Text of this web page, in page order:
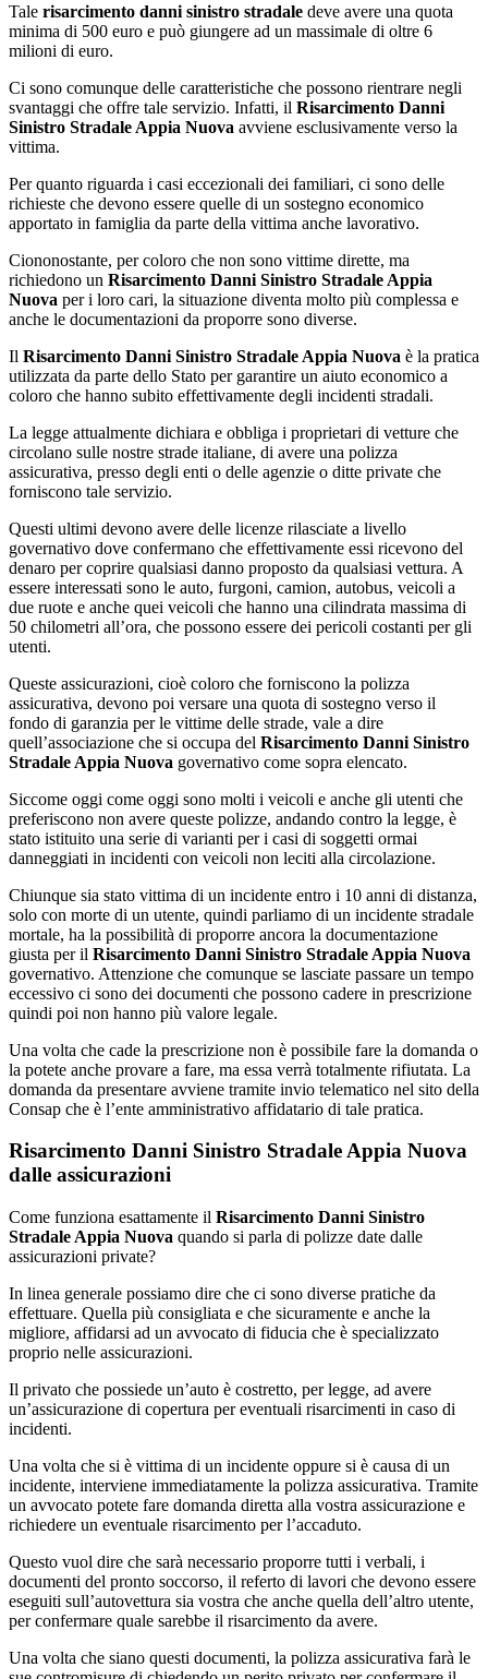
Tale risarcimento danni sinistro stradale deve avere una quota
minima di 500 euro e può giungere ad un massimale di oltre 6
milioni di euro.
Ci sono comunque delle caratteristiche che possono rientrare negli
svantaggi che offre tale servizio. Infatti, il Risarcimento Danni
Sinistro Stradale Appia Nuova avviene esclusivamente verso la
vittima.
Per quanto riguarda i casi eccezionali dei familiari, ci sono delle
richieste che devono essere quelle di un sostegno economico
apportato in famiglia da parte della vittima anche lavorativo.
Ciononostante, per coloro che non sono vittime dirette, ma
richiedono un Risarcimento Danni Sinistro Stradale Appia
Nuova per i loro cari, la situazione diventa molto più complessa e
anche le documentazioni da proporre sono diverse.
Il Risarcimento Danni Sinistro Stradale Appia Nuova è la pratica
utilizzata da parte dello Stato per garantire un aiuto economico a
coloro che hanno subito effettivamente degli incidenti stradali.
La legge attualmente dichiara e obbliga i proprietari di vetture che
circolano sulle nostre strade italiane, di avere una polizza
assicurativa, presso degli enti o delle agenzie o ditte private che
forniscono tale servizio.
Questi ultimi devono avere delle licenze rilasciate a livello
governativo dove confermano che effettivamente essi ricevono del
denaro per coprire qualsiasi danno proposto da qualsiasi vettura. A
essere interessati sono le auto, furgoni, camion, autobus, veicoli a
due ruote e anche quei veicoli che hanno una cilindrata massima di
50 chilometri all’ora, che possono essere dei pericoli costanti per gli
utenti.
Queste assicurazioni, cioè coloro che forniscono la polizza
assicurativa, devono poi versare una quota di sostegno verso il
fondo di garanzia per le vittime delle strade, vale a dire
quell’associazione che si occupa del Risarcimento Danni Sinistro
Stradale Appia Nuova governativo come sopra elencato.
Siccome oggi come oggi sono molti i veicoli e anche gli utenti che
preferiscono non avere queste polizze, andando contro la legge, è
stato istituito una serie di varianti per i casi di soggetti ormai
danneggiati in incidenti con veicoli non leciti alla circolazione.
Chiunque sia stato vittima di un incidente entro i 10 anni di distanza,
solo con morte di un utente, quindi parliamo di un incidente stradale
mortale, ha la possibilità di proporre ancora la documentazione
giusta per il Risarcimento Danni Sinistro Stradale Appia Nuova
governativo. Attenzione che comunque se lasciate passare un tempo
eccessivo ci sono dei documenti che possono cadere in prescrizione
quindi poi non hanno più valore legale.
Una volta che cade la prescrizione non è possibile fare la domanda o
la potete anche provare a fare, ma essa verrà totalmente rifiutata. La
domanda da presentare avviene tramite invio telematico nel sito della
Consap che è l’ente amministrativo affidatario di tale pratica.
Risarcimento Danni Sinistro Stradale Appia Nuova
dalle assicurazioni
Come funziona esattamente il Risarcimento Danni Sinistro
Stradale Appia Nuova quando si parla di polizze date dalle
assicurazioni private?
In linea generale possiamo dire che ci sono diverse pratiche da
effettuare. Quella più consigliata e che sicuramente e anche la
migliore, affidarsi ad un avvocato di fiducia che è specializzato
proprio nelle assicurazioni.
Il privato che possiede un’auto è costretto, per legge, ad avere
un’assicurazione di copertura per eventuali risarcimenti in caso di
incidenti.
Una volta che si è vittima di un incidente oppure si è causa di un
incidente, interviene immediatamente la polizza assicurativa. Tramite
un avvocato potete fare domanda diretta alla vostra assicurazione e
richiedere un eventuale risarcimento per l’accaduto.
Questo vuol dire che sarà necessario proporre tutti i verbali, i
documenti del pronto soccorso, il referto di lavori che devono essere
eseguiti sull’autovettura sia vostra che anche quella dell’altro utente,
per confermare quale sarebbe il risarcimento da avere.
Una volta che siano questi documenti, la polizza assicurativa farà le